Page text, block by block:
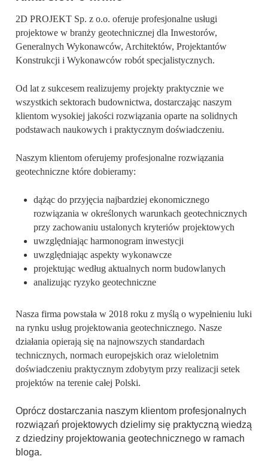
2D PROJEKT Sp. z o.o. oferuje profesjonalne usługi
projektowe w branży geotechnicznej dla Inwestorów,
Generalnych Wykonawców, Architektów, Projektantów
Konstrukcji i Wykonawców robót specjalistycznych.
Od lat z sukcesem realizujemy projekty praktycznie we
wszystkich sektorach budownictwa, dostarczając naszym
klientom wysokiej jakości rozwiązania oparte na solidnych
podstawach naukowych i praktycznym doświadczeniu.
Naszym klientom oferujemy profesjonalne rozwiązania
geotechniczne które dobieramy:
dążąc do przyjęcia najbardziej ekonomicznego
rozwiązania w określonych warunkach geotechnicznych
przy zachowaniu ustalonych kryteriów projektowych
uwzględniając harmonogram inwestycji
uwzględniając aspekty wykonawcze
projektując według aktualnych norm budowlanych
analizując ryzyko geotechniczne
Nasza firma powstała w 2018 roku z myślą o wypełnieniu luki
na rynku usług projektowania geotechnicznego. Nasze
działania opierają się na najnowszych standardach
technicznych, normach europejskich oraz wieloletnim
doświadczeniu praktycznym zdobytym przy realizacji setek
projektów na terenie całej Polski.
Oprócz dostarczania naszym klientom profesjonalnych
rozwiązań projektowych dzielimy się praktyczną wiedzą
z dziedziny projektowania geotechnicznego w ramach
bloga.